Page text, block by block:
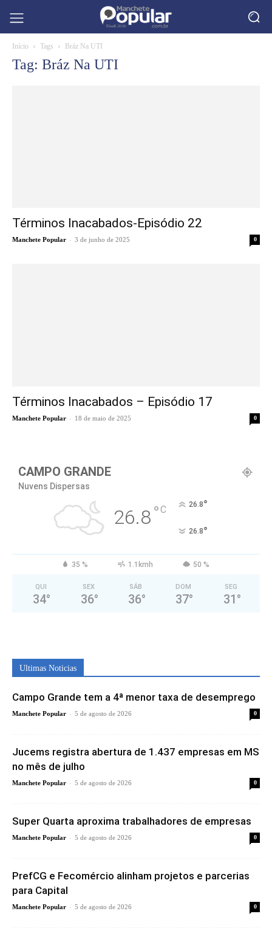
Início Tags Bráz Na UTI
Tag: Bráz Na UTI
Términos Inacabados-Episódio 22
Manchete Popular - 3 de junho de 2025 0
Términos Inacabados – Episódio 17
Manchete Popular - 18 de maio de 2025 0
CAMPO GRANDE
Nuvens Dispersas
26.8°C 26.8°
26.8°
35 % 1.1kmh 50 %
QUI
34°
SEX
36°
SÁB
36°
DOM
37°
SEG
31°
Ultimas Noticias
Campo Grande tem a 4ª menor taxa de desemprego
Manchete Popular - 5 de agosto de 2026 0
Jucems registra abertura de 1.437 empresas em MS
no mês de julho
Manchete Popular - 5 de agosto de 2026 0
Super Quarta aproxima trabalhadores de empresas
Manchete Popular - 5 de agosto de 2026 0
PrefCG e Fecomércio alinham projetos e parcerias
para Capital
Manchete Popular - 5 de agosto de 2026 0